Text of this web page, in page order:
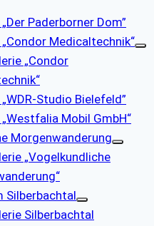
Paderborner Dom”
Medicaltechnik“
„Condor
Studio Bielefeld”
Mobil GmbH“
Morgenwanderung
„Vogelkundliche
Silberbachtal
Silberbachtal